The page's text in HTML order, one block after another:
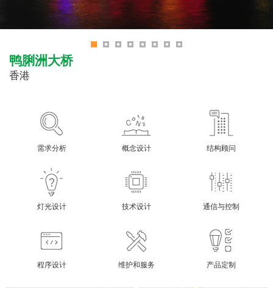
鸭脷洲大桥
香港
需求分析 概念设计 结构顾问
灯光设计 技术设计 通信与控制
程序设计 维护和服务 产品定制